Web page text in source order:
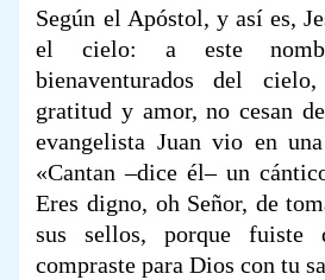
Según el Apóstol, y así es,
el cielo: a este
bienaventurados del
gratitud y amor, no cesan
evangelista Juan vio en
«Cantan –dice él– un
Eres digno, oh Señor, de
sus sellos, porque fuiste
compraste para Dios con tu